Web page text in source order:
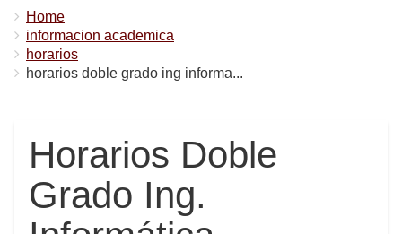
Breadcrumbs
You
are
here:
Home
informacion academica
horarios
horarios doble grado ing informa...
Horarios Doble
Grado Ing.